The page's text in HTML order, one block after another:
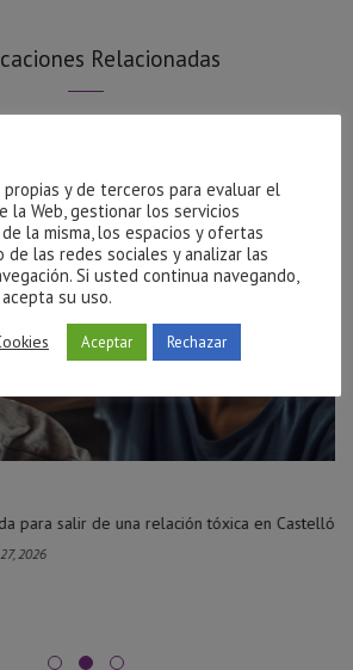
Relacionadas
salir de una relación tóxica en Castellón
y de terceros para evaluar el
la Web, gestionar los servicios
la misma, los espacios y ofertas
de las redes sociales y analizar las
Si usted continua navegando,
su uso.
Aceptar Rechazar